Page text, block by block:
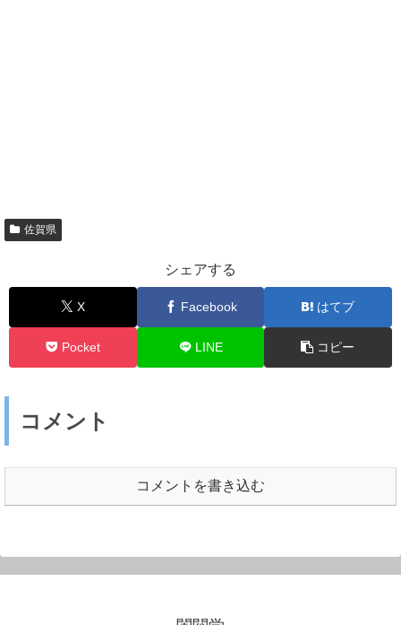
佐賀県
シェアする
X Facebook はてブ
Pocket LINE コピー
コメント
コメントを書き込む